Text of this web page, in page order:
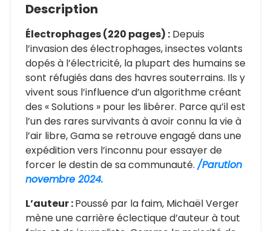
Description
Électrophages (220 pages) : Depuis
l’invasion des électrophages, insectes volants
dopés à l’électricité, la plupart des humains se
sont réfugiés dans des havres souterrains. Ils y
vivent sous l’influence d’un algorithme créant
des « Solutions » pour les libérer. Parce qu’il est
l’un des rares survivants à avoir connu la vie à
l’air libre, Gama se retrouve engagé dans une
expédition vers l’inconnu pour essayer de
forcer le destin de sa communauté. /Parution
novembre 2024.
L’auteur :Poussé par la faim, Michaël Verger
mène une carrière éclectique d’auteur à tout